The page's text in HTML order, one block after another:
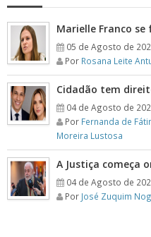
Marielle Franco se
05 de Agosto de
Por Rosana Leite
Cidadão tem
04 de Agosto de
Por Fernanda de
Moreira Lustosa
A Justiça começa
04 de Agosto de
Por José Zuquim